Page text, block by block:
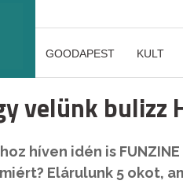
GOODAPEST KULT
velünk bulizz
híven idén is
Elárulunk 5 okot,